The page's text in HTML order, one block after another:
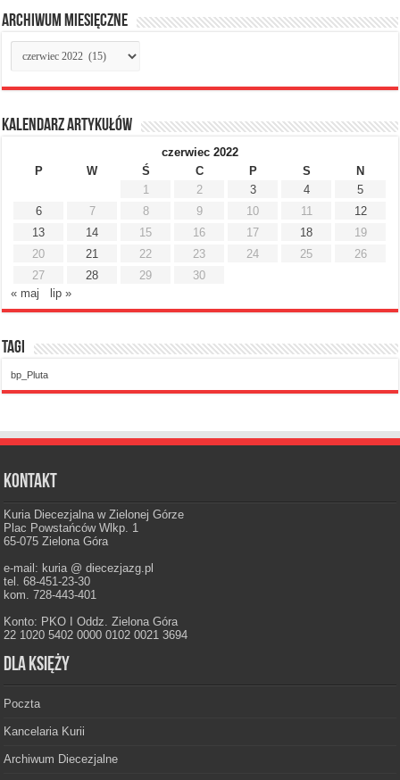
Archiwum miesięczne
Archiwum
miesięczne
Kalendarz artykułów
czerwiec 2022
P
W Ś C P S
N
1
2 3 4
5
6
7 8 9 10 11
12
13
14 15 16 17 18
19
20
21 22 23 24 25
26
27
28 29
30
« maj
lip »
Tagi
bp_Pluta
Kontakt
Kuria Diecezjalna w Zielonej Górze
Plac Powstańców Wlkp. 1
65-075 Zielona Góra
e-mail: kuria @ diecezjazg.pl
tel. 68-451-23-30
kom. 728-443-401
Konto: PKO I Oddz. Zielona Góra
22 1020 5402 0000 0102 0021 3694
Dla księży
Poczta
Kancelaria Kurii
Archiwum Diecezjalne